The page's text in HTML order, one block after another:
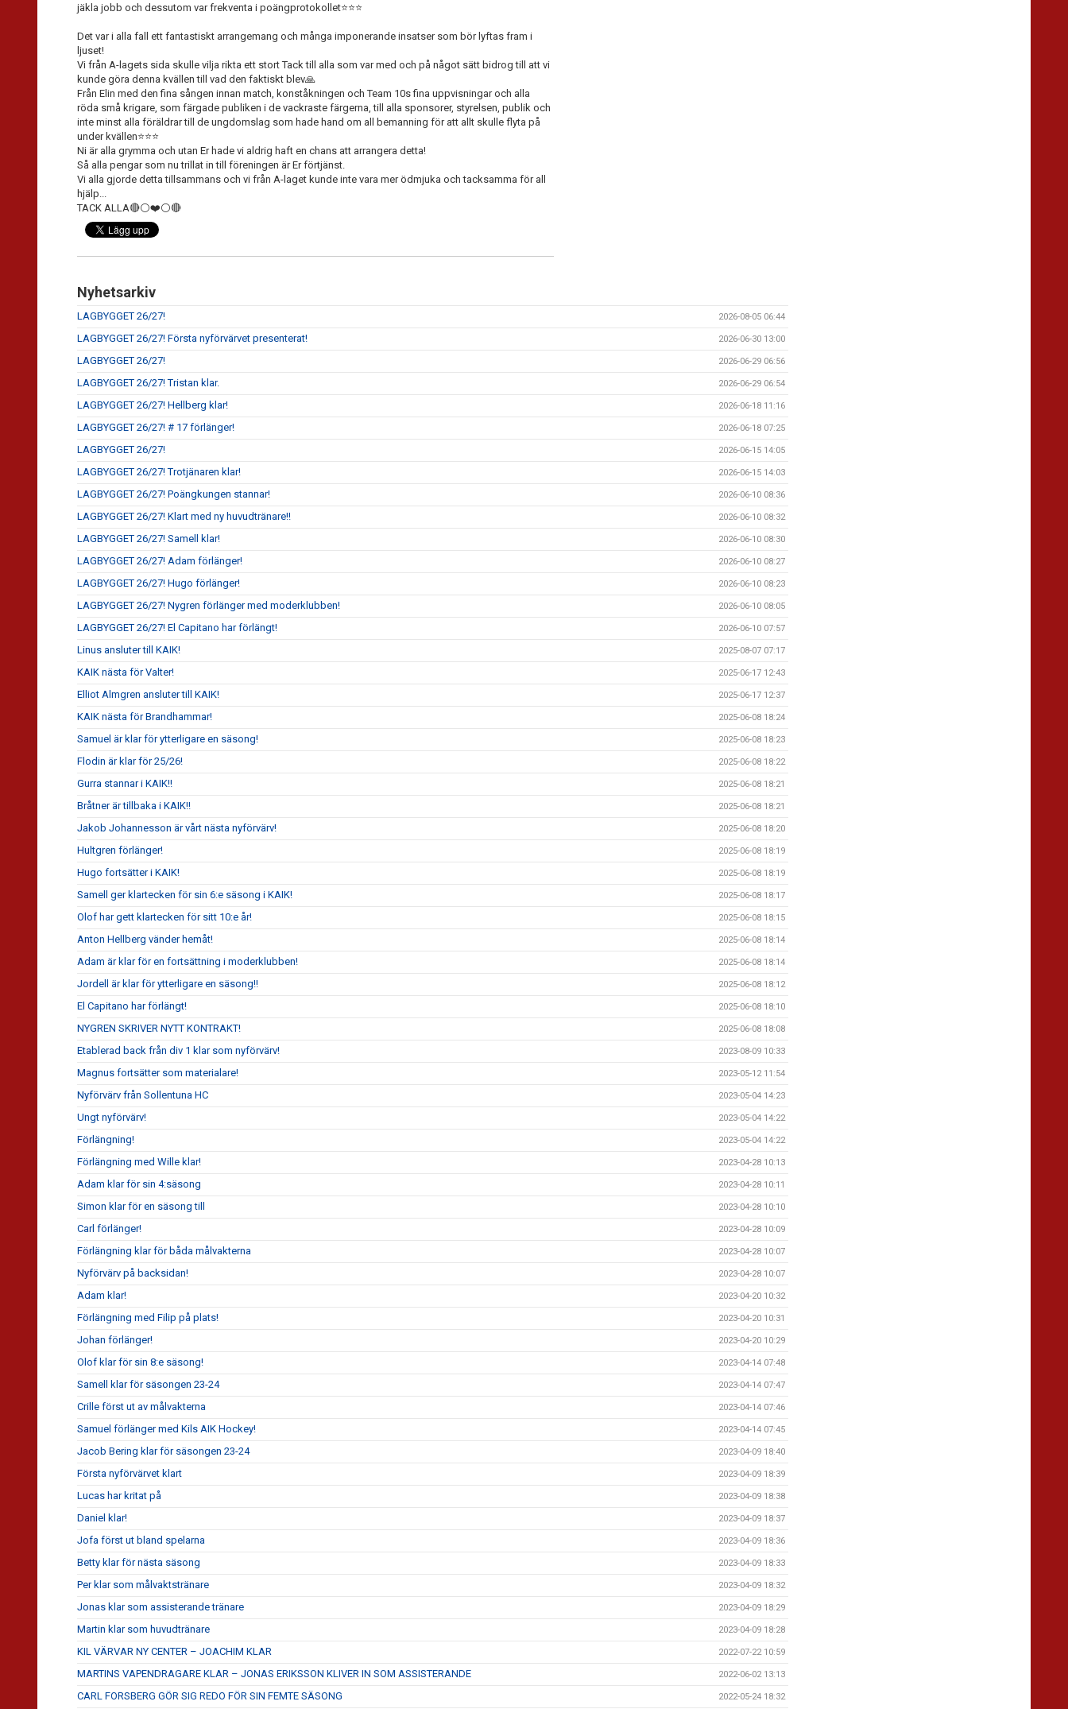
jäkla jobb och dessutom var frekventa i poängprotokollet⭐️⭐️⭐️
Det var i alla fall ett fantastiskt arrangemang och många imponerande insatser som bör lyftas fram i
ljuset!
Vi från A-lagets sida skulle vilja rikta ett stort Tack till alla som var med och på något sätt bidrog till att vi
kunde göra denna kvällen till vad den faktiskt blev🙏
Från Elin med den fina sången innan match, konståkningen och Team 10s fina uppvisningar och alla
röda små krigare, som färgade publiken i de vackraste färgerna, till alla sponsorer, styrelsen, publik och
inte minst alla föräldrar till de ungdomslag som hade hand om all bemanning för att allt skulle flyta på
under kvällen⭐️⭐️⭐️
Ni är alla grymma och utan Er hade vi aldrig haft en chans att arrangera detta!
Så alla pengar som nu trillat in till föreningen är Er förtjänst.
Vi alla gjorde detta tillsammans och vi från A-laget kunde inte vara mer ödmjuka och tacksamma för all
hjälp...
TACK ALLA🔴⚪️❤️⚪️🔴
Nyhetsarkiv
LAGBYGGET 26/27! 2026-08-05 06:44
LAGBYGGET 26/27! Första nyförvärvet presenterat! 2026-06-30 13:00
LAGBYGGET 26/27! 2026-06-29 06:56
LAGBYGGET 26/27! Tristan klar. 2026-06-29 06:54
LAGBYGGET 26/27! Hellberg klar! 2026-06-18 11:16
LAGBYGGET 26/27! # 17 förlänger! 2026-06-18 07:25
LAGBYGGET 26/27! 2026-06-15 14:05
LAGBYGGET 26/27! Trotjänaren klar! 2026-06-15 14:03
LAGBYGGET 26/27! Poängkungen stannar! 2026-06-10 08:36
LAGBYGGET 26/27! Klart med ny huvudtränare!! 2026-06-10 08:32
LAGBYGGET 26/27! Samell klar! 2026-06-10 08:30
LAGBYGGET 26/27! Adam förlänger! 2026-06-10 08:27
LAGBYGGET 26/27! Hugo förlänger! 2026-06-10 08:23
LAGBYGGET 26/27! Nygren förlänger med moderklubben! 2026-06-10 08:05
LAGBYGGET 26/27! El Capitano har förlängt! 2026-06-10 07:57
Linus ansluter till KAIK! 2025-08-07 07:17
KAIK nästa för Valter! 2025-06-17 12:43
Elliot Almgren ansluter till KAIK! 2025-06-17 12:37
KAIK nästa för Brandhammar! 2025-06-08 18:24
Samuel är klar för ytterligare en säsong! 2025-06-08 18:23
Flodin är klar för 25/26! 2025-06-08 18:22
Gurra stannar i KAIK!! 2025-06-08 18:21
Bråtner är tillbaka i KAIK!! 2025-06-08 18:21
Jakob Johannesson är vårt nästa nyförvärv! 2025-06-08 18:20
Hultgren förlänger! 2025-06-08 18:19
Hugo fortsätter i KAIK! 2025-06-08 18:19
Samell ger klartecken för sin 6:e säsong i KAIK! 2025-06-08 18:17
Olof har gett klartecken för sitt 10:e år! 2025-06-08 18:15
Anton Hellberg vänder hemåt! 2025-06-08 18:14
Adam är klar för en fortsättning i moderklubben! 2025-06-08 18:14
Jordell är klar för ytterligare en säsong!! 2025-06-08 18:12
El Capitano har förlängt! 2025-06-08 18:10
NYGREN SKRIVER NYTT KONTRAKT! 2025-06-08 18:08
Etablerad back från div 1 klar som nyförvärv! 2023-08-09 10:33
Magnus fortsätter som materialare! 2023-05-12 11:54
Nyförvärv från Sollentuna HC 2023-05-04 14:23
Ungt nyförvärv! 2023-05-04 14:22
Förlängning! 2023-05-04 14:22
Förlängning med Wille klar! 2023-04-28 10:13
Adam klar för sin 4:säsong 2023-04-28 10:11
Simon klar för en säsong till 2023-04-28 10:10
Carl förlänger! 2023-04-28 10:09
Förlängning klar för båda målvakterna 2023-04-28 10:07
Nyförvärv på backsidan! 2023-04-28 10:07
Adam klar! 2023-04-20 10:32
Förlängning med Filip på plats! 2023-04-20 10:31
Johan förlänger! 2023-04-20 10:29
Olof klar för sin 8:e säsong! 2023-04-14 07:48
Samell klar för säsongen 23-24 2023-04-14 07:47
Crille först ut av målvakterna 2023-04-14 07:46
Samuel förlänger med Kils AIK Hockey! 2023-04-14 07:45
Jacob Bering klar för säsongen 23-24 2023-04-09 18:40
Första nyförvärvet klart 2023-04-09 18:39
Lucas har kritat på 2023-04-09 18:38
Daniel klar! 2023-04-09 18:37
Jofa först ut bland spelarna 2023-04-09 18:36
Betty klar för nästa säsong 2023-04-09 18:33
Per klar som målvaktstränare 2023-04-09 18:32
Jonas klar som assisterande tränare 2023-04-09 18:29
Martin klar som huvudtränare 2023-04-09 18:28
KIL VÄRVAR NY CENTER – JOACHIM KLAR 2022-07-22 10:59
MARTINS VAPENDRAGARE KLAR – JONAS ERIKSSON KLIVER IN SOM ASSISTERANDE 2022-06-02 13:13
CARL FORSBERG GÖR SIG REDO FÖR SIN FEMTE SÄSONG 2022-05-24 18:32